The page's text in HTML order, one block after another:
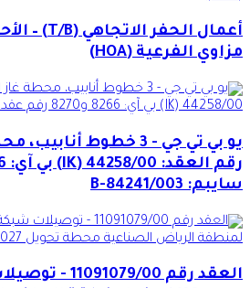
مزاوي الفرعية (HOA)
يو بي تي جي - 3 خطوط
سايبم: 84241/003-B
العقد رقم